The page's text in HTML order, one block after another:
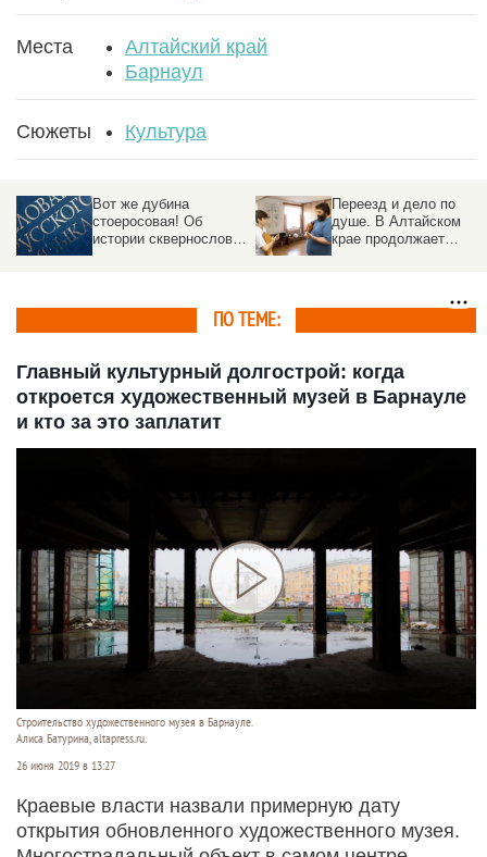
Места
Алтайский край
Барнаул
Сюжеты Культура
Вот же дубина
стоеросовая! Об
истории сквернословия
Переезд и дело по
душе. В Алтайском
крае продолжает
ПО ТЕМЕ:
Главный культурный долгострой: когда
откроется художественный музей в Барнауле
и кто за это заплатит
Строительство художественного музея в Барнауле.
Алиса Батурина, altapress.ru.
26 июня 2019 в 13:27
Краевые власти назвали примерную дату
открытия обновленного художественного музея.